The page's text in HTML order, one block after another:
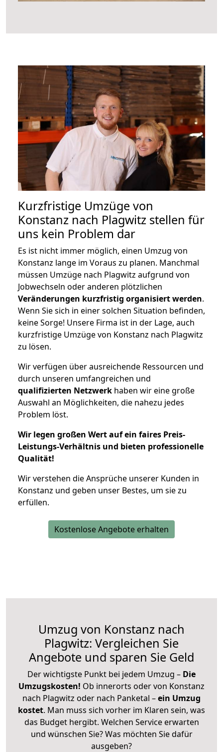
Kurzfristige Umzüge von
Konstanz nach Plagwitz stellen für
uns kein Problem dar
Es ist nicht immer möglich, einen Umzug von
Konstanz lange im Voraus zu planen. Manchmal
müssen Umzüge nach Plagwitz aufgrund von
Jobwechseln oder anderen plötzlichen
Veränderungen kurzfristig organisiert werden.
Wenn Sie sich in einer solchen Situation befinden,
keine Sorge! Unsere Firma ist in der Lage, auch
kurzfristige Umzüge von Konstanz nach Plagwitz
zu lösen.
Wir verfügen über ausreichende Ressourcen und
durch unseren umfangreichen und
qualifizierten Netzwerk haben wir eine große
Auswahl an Möglichkeiten, die nahezu jedes
Problem löst.
Wir legen großen Wert auf ein faires Preis-
Leistungs-Verhältnis und bieten professionelle
Qualität!
Wir verstehen die Ansprüche unserer Kunden in
Konstanz und geben unser Bestes, um sie zu
erfüllen.
Kostenlose Angebote erhalten
Umzug von Konstanz nach
Plagwitz: Vergleichen Sie
Angebote und sparen Sie Geld
Der wichtigste Punkt bei jedem Umzug – Die
Umzugskosten! Ob innerorts oder von Konstanz
nach Plagwitz oder nach Panketal –ein Umzug
kostet. Man muss sich vorher im Klaren sein, was
das Budget hergibt. Welchen Service erwarten
und wünschen Sie? Was möchten Sie dafür
ausgeben?